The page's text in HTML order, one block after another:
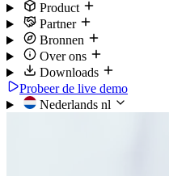
Product
Partner
Bronnen
Over ons
Downloads
Probeer de live demo
Nederlands nl